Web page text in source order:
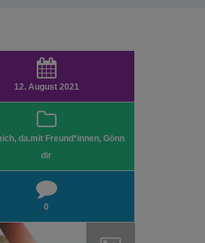
12. August 2021
, da.mit Freund*innen, Gönn
dir
0